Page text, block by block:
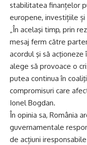
stabilitatea finanțelor
europene, investițiile
„În acelaşi timp, prin
mesaj ferm către
acordul şi să acţioneze
alege să provoace o
putea continua în
compromisuri care
Ionel Bogdan.
În opinia sa, România
guvernamentale
de acțiuni